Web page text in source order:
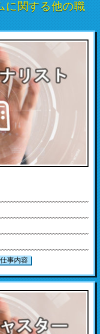
に関する他の職
仕事内容